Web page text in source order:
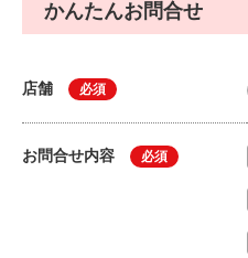
かんたんお問合せ
店舗 必須
お問合せ内容 必須